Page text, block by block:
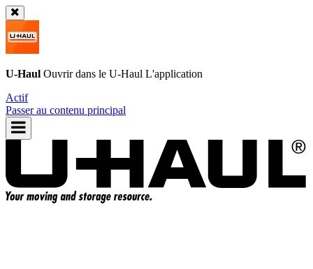
U-Haul Ouvrir dans le U-Haul L'application
Actif
Passer au contenu principal